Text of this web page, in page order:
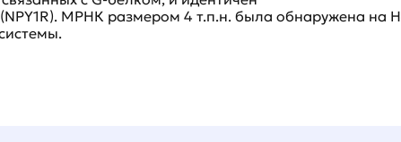
МРНК размером 4 т.п.н. была обнаружена на